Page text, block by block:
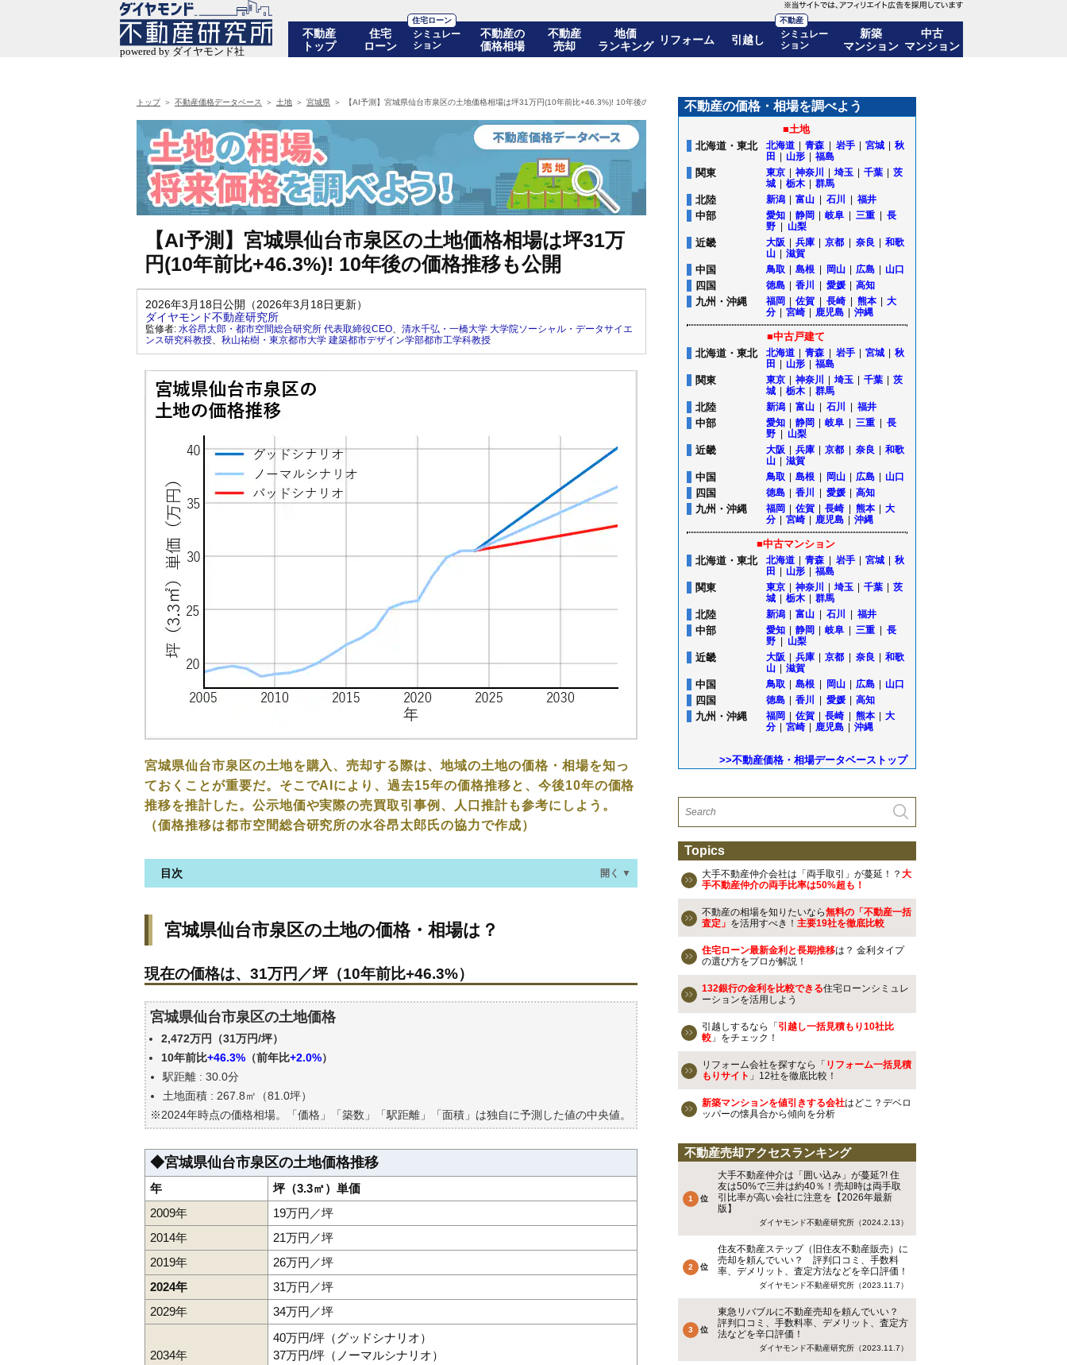
不動産
トップ
住宅
ローン
住宅ローン
シミュレー
ション
不動産の
価格相場
不動産
売却
地価
ランキング
リフォーム 引越し
不動産
シミュレー
ション
新築
マンション
中古
マンション
トップ 不動産価格データベース 土地 宮城県 【AI予測】宮城県仙台市泉区の土地価格相場は坪31万円(10年前比+46.3%)! 10年後の価格推移も公開
【AI予測】宮城県仙台市泉区の土地価格相場は坪31万
円(10年前比+46.3%)! 10年後の価格推移も公開
2026年3月18日公開（2026年3月18日更新）
ダイヤモンド不動産研究所
監修者: 水谷昂太郎・都市空間総合研究所 代表取締役CEO、 清水千弘・一橋大学 大学院ソーシャル・データサイエ
ンス研究科教授、 秋山祐樹・東京都市大学 建築都市デザイン学部都市工学科教授
宮城県仙台市泉区の土地を購入、売却する際は、地域の土地の価格・相場を知っ
ておくことが重要だ。そこでAIにより、過去15年の価格推移と、今後10年の価格
推移を推計した。公示地価や実際の売買取引事例、人口推計も参考にしよう。
（価格推移は都市空間総合研究所の水谷昂太郎氏の協力で作成）
目次 開く ▼
現在の価格は、31万円／坪（10年前比+46.3%）
駅からの徒歩距離で価格はどうなる？
宮城県仙台市泉区の土地の過去の売買事例
公示地価はいくら
エリアの将来性を人口予想から検討しよう
自分の年収でいくらの不動産が買える？
宮城県仙台市泉区の土地の価格・相場は？
現在の価格は、31万円／坪（10年前比+46.3%）
宮城県仙台市泉区の土地価格
2,472万円（31万円/坪）
10年前比+46.3% （前年比+2.0%）
駅距離 : 30.0分
土地面積 : 267.8㎡（81.0坪）
※2024年時点の価格相場。「価格」「築数」「駅距離」「面積」は独自に予測した値の中央値。
◆宮城県仙台市泉区の土地価格推移
年
坪（3.3㎡）単価
2009年
19万円／坪
2014年
21万円／坪
2019年
26万円／坪
2024年
31万円／坪
2029年
34万円／坪
2034年
40万円/坪（グッドシナリオ）
37万円/坪（ノーマルシナリオ）
不動産の価格・相場を調べよう
■土地
北海道・東北
北海道 青森 岩手 宮城
秋
田
山形 福島
関東 東京 神奈川 埼玉 千葉
茨
城
栃木 群馬
北陸 新潟 富山 石川 福井
中部 愛知 静岡 岐阜 三重
長
野
山梨
近畿 大阪 兵庫 京都 奈良
和歌
山
滋賀
中国 鳥取 島根 岡山 広島 山口
四国 徳島 香川 愛媛 高知
九州・沖縄 福岡 佐賀 長崎 熊本
大
分
宮崎 鹿児島 沖縄
■中古戸建て
北海道・東北
北海道 青森 岩手 宮城
秋
田
山形 福島
関東 東京 神奈川 埼玉 千葉
茨
城
栃木 群馬
北陸 新潟 富山 石川 福井
中部 愛知 静岡 岐阜 三重
長
野
山梨
近畿 大阪 兵庫 京都 奈良
和歌
山
滋賀
中国 鳥取 島根 岡山 広島 山口
四国 徳島 香川 愛媛 高知
九州・沖縄 福岡 佐賀 長崎 熊本
大
分
宮崎 鹿児島 沖縄
■中古マンション
北海道・東北
北海道 青森 岩手 宮城
秋
田
山形 福島
関東 東京 神奈川 埼玉 千葉
茨
城
栃木 群馬
北陸 新潟 富山 石川 福井
中部 愛知 静岡 岐阜 三重
長
野
山梨
近畿 大阪 兵庫 京都 奈良
和歌
山
滋賀
中国 鳥取 島根 岡山 広島 山口
四国 徳島 香川 愛媛 高知
九州・沖縄 福岡 佐賀 長崎 熊本
大
分
宮崎 鹿児島 沖縄
>>不動産価格・相場データベーストップ
Topics
大手不動産仲介会社は「両手取引」が蔓延！？ 大
手不動産仲介の両手比率は50%超も！
不動産の相場を知りたいなら無料の「不動産一括
査定」 を活用すべき！ 主要19社を徹底比較
住宅ローン最新金利と長期推移は？ 金利タイプ
の選び方をプロが解説！
132銀行の金利を比較できる住宅ローンシミュレ
ーションを活用しよう
引越しするなら「 引越し一括見積もり10社比
較 」をチェック！
リフォーム会社を探すなら「 リフォーム一括見積
もりサイト 」12社を徹底比較！
新築マンションを値引きする会社はどこ？デベロ
ッパーの懐具合から傾向を分析
不動産売却アクセスランキング
大手不動産仲介は「囲い込み」が蔓延?! 住
友は50%で三井は約40％！売却時は両手取
引比率が高い会社に注意を【2026年最新
版】
ダイヤモンド不動産研究所（2024.2.13）
住友不動産ステップ（旧住友不動産販売）に
売却を頼んでいい？ 評判口コミ、手数料
率、デメリット、査定方法などを辛口評価！
ダイヤモンド不動産研究所（2023.11.7）
東急リバブルに不動産売却を頼んでいい？
評判口コミ、手数料率、デメリット、査定方
法などを辛口評価！
ダイヤモンド不動産研究所（2023.11.7）